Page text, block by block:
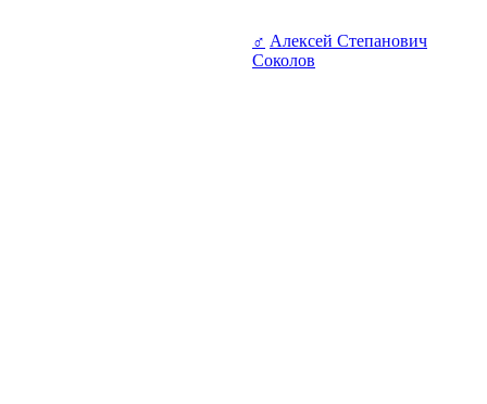
♂ Алексей Степанович
Соколов